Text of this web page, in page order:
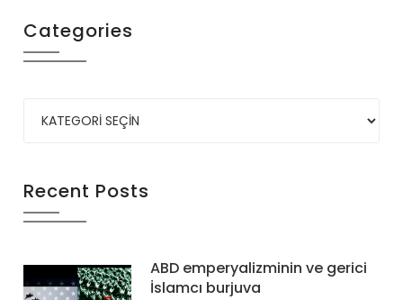
Categories
Recent Posts
ABD emperyalizminin ve gerici
İslamcı burjuva